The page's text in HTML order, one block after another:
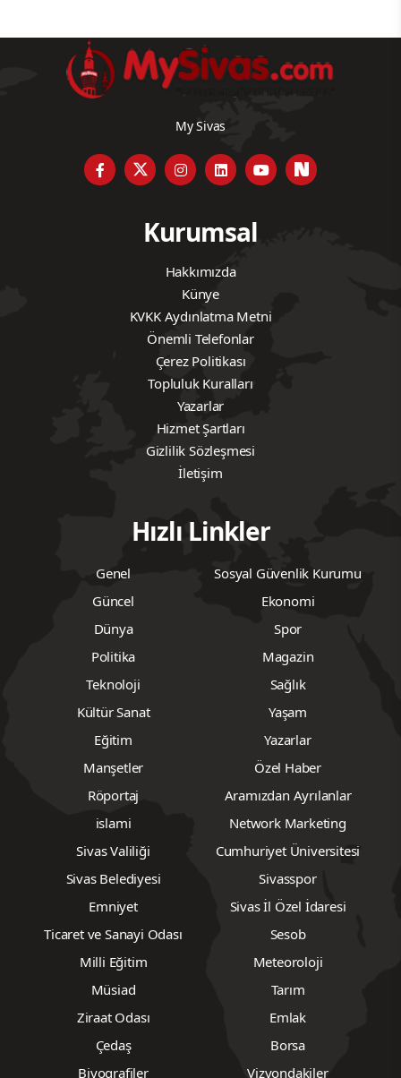
My Sivas
Kurumsal
Hakkımızda
Künye
KVKK Aydınlatma Metni
Önemli Telefonlar
Çerez Politikası
Topluluk Kuralları
Yazarlar
Hizmet Şartları
Gizlilik Sözleşmesi
İletişim
Hızlı Linkler
Genel
Sosyal Güvenlik Kurumu
Güncel
Ekonomi
Dünya
Spor
Politika
Magazin
Teknoloji
Sağlık
Kültür Sanat
Yaşam
Eğitim
Yazarlar
Manşetler
Özel Haber
Röportaj
Aramızdan Ayrılanlar
islami
Network Marketing
Sivas Valiliği
Cumhuriyet Üniversitesi
Sivas Belediyesi
Sivasspor
Emniyet
Sivas İl Özel İdaresi
Ticaret ve Sanayi Odası
Sesob
Milli Eğitim
Meteoroloji
Müsiad
Tarım
Ziraat Odası
Emlak
Çedaş
Borsa
Biyografiler
Vizyondakiler